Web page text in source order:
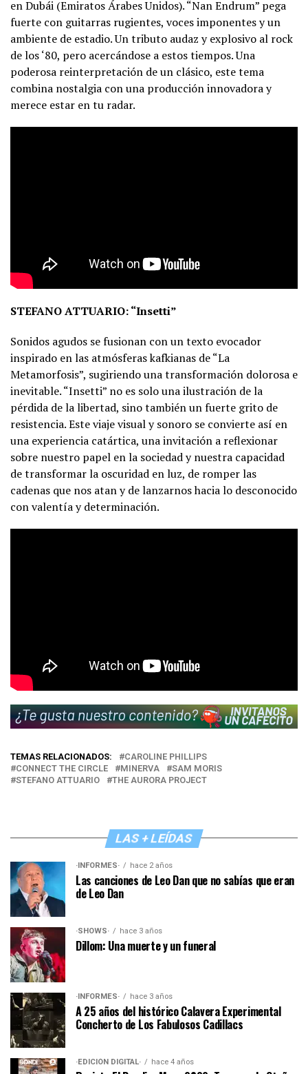
en Dubái (Emiratos Árabes Unidos). “Nan Endrum” pega
fuerte con guitarras rugientes, voces imponentes y un
ambiente de estadio. Un tributo audaz y explosivo al rock
de los ‘80, pero acercándose a estos tiempos. Una
poderosa reinterpretación de un clásico, este tema
combina nostalgia con una producción innovadora y
merece estar en tu radar.
STEFANO ATTUARIO: “Insetti”
Sonidos agudos se fusionan con un texto evocador
inspirado en las atmósferas kafkianas de “La
Metamorfosis”, sugiriendo una transformación dolorosa e
inevitable. “Insetti” no es solo una ilustración de la
pérdida de la libertad, sino también un fuerte grito de
resistencia. Este viaje visual y sonoro se convierte así en
una experiencia catártica, una invitación a reflexionar
sobre nuestro papel en la sociedad y nuestra capacidad
de transformar la oscuridad en luz, de romper las
cadenas que nos atan y de lanzarnos hacia lo desconocido
con valentía y determinación.
TEMAS RELACIONADOS:
CAROLINE PHILLIPS
CONNECT THE CIRCLE
MINERVA
SAM MORIS
STEFANO ATTUARIO
THE AURORA PROJECT
LAS + LEÍDAS
·INFORMES· hace 2 años
Las canciones de Leo Dan que no sabías que eran
de Leo Dan
·SHOWS· hace 3 años
Dillom: Una muerte y un funeral
·INFORMES· hace 3 años
A 25 años del histórico Calavera Experimental
Concherto de Los Fabulosos Cadillacs
·EDICIÓN DIGITAL· hace 4 años